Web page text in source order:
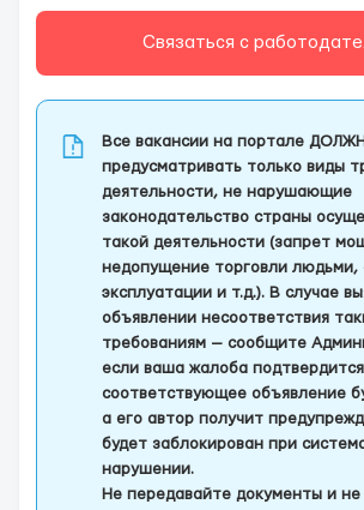
Связаться с
Все вакансии на портале
предусматривать только виды
деятельности, не нарушающие
законодательство страны
такой деятельности (запрет
недопущение торговли людьми,
эксплуатации и т.д.). В случае
объявлении несоответствия
требованиям — сообщите
если ваша жалоба
соответствующее объявление
а его автор получит
будет заблокирован при
нарушении.
Не передавайте документы и